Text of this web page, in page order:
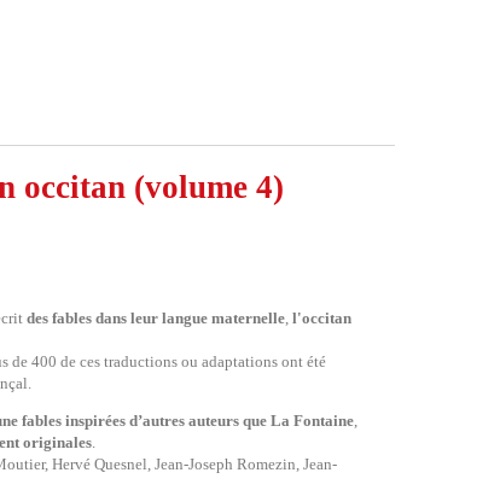
occitan (volume 4)
des fables dans leur langue maternelle, l'occitan
de 400 de ces traductions ou adaptations ont été
fables inspirées d’autres auteurs que La Fontaine,
originales.
Hervé Quesnel, Jean-Joseph Romezin, Jean-